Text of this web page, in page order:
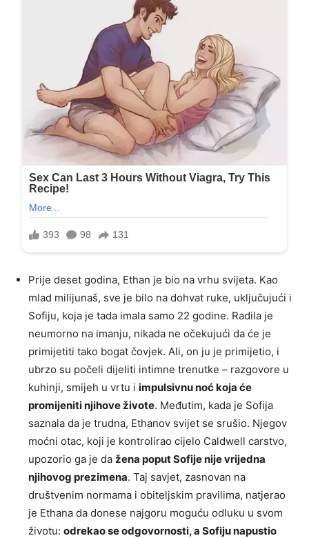
Prije deset godina, Ethan je bio na vrhu svijeta. Kao
mlad milijunaš, sve je bilo na dohvat ruke, uključujući i
Sofiju, koja je tada imala samo 22 godine. Radila je
neumorno na imanju, nikada ne očekujući da će je
primijetiti tako bogat čovjek. Ali, on ju je primijetio, i
ubrzo su počeli dijeliti intimne trenutke – razgovore u
kuhinji, smijeh u vrtu i impulsivnu noć koja će
promijeniti njihove živote. Međutim, kada je Sofija
saznala da je trudna, Ethanov svijet se srušio. Njegov
moćni otac, koji je kontrolirao cijelo Caldwell carstvo,
upozorio ga je da žena poput Sofije nije vrijedna
njihovog prezimena. Taj savjet, zasnovan na
društvenim normama i obiteljskim pravilima, natjerao
je Ethana da donese najgoru moguću odluku u svom
životu: odrekao se odgovornosti, a Sofiju napustio